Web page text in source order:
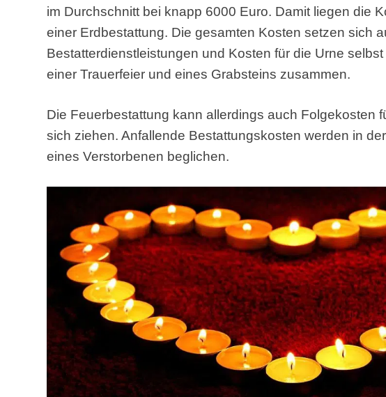
im Durchschnitt bei knapp 6000 Euro. Damit liegen die
einer Erdbestattung. Die gesamten Kosten setzen sich
Bestatterdienstleistungen und Kosten für die Urne
einer Trauerfeier und eines Grabsteins zusammen.
Die Feuerbestattung kann allerdings auch Folgekosten
sich ziehen. Anfallende Bestattungskosten werden in
eines Verstorbenen beglichen.